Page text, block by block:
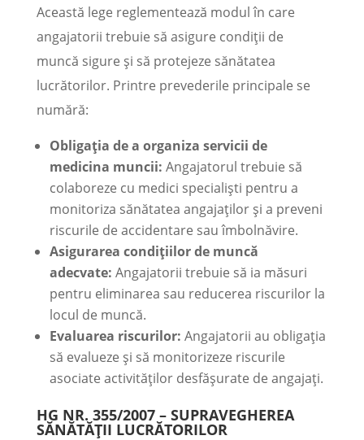
Această lege reglementează modul în care
angajatorii trebuie să asigure condiții de
muncă sigure și să protejeze sănătatea
lucrătorilor. Printre prevederile principale se
numără:
Obligația de a organiza servicii de
medicina muncii: Angajatorul trebuie să
colaboreze cu medici specialiști pentru a
monitoriza sănătatea angajaților și a preveni
riscurile de accidentare sau îmbolnăvire.
Asigurarea condițiilor de muncă
adecvate: Angajatorii trebuie să ia măsuri
pentru eliminarea sau reducerea riscurilor la
locul de muncă.
Evaluarea riscurilor: Angajatorii au obligația
să evalueze și să monitorizeze riscurile
asociate activităților desfășurate de angajați.
HG NR. 355/2007 – SUPRAVEGHEREA
SĂNĂTĂȚII LUCRĂTORILOR